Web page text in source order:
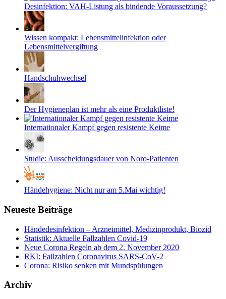
Desinfektion: VAH-Listung als bindende Voraussetzung?
Wissen kompakt: Lebensmittelinfektion oder
Lebensmittelvergiftung
Handschuhwechsel
Der Hygieneplan ist mehr als eine Produktliste!
Internationaler Kampf gegen resistente Keime
Studie: Ausscheidungsdauer von Noro-Patienten
Händehygiene: Nicht nur am 5.Mai wichtig!
Neueste Beiträge
Händedesinfektion – Arzneimittel, Medizinprodukt, Biozid
Statistik: Aktuelle Fallzahlen Covid-19
Neue Corona Regeln ab dem 2. November 2020
RKI: Fallzahlen Coronavirus SARS-CoV-2
Corona: Risiko senken mit Mundspülungen
Archiv